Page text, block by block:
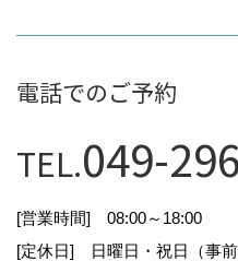
律の遵守
個人情報の保護に関
規範を遵守し、個人
電話でのご予約
TEL.049-
[営業時間] 08:00～18:00
[定休日] 日曜日・祝日（事前